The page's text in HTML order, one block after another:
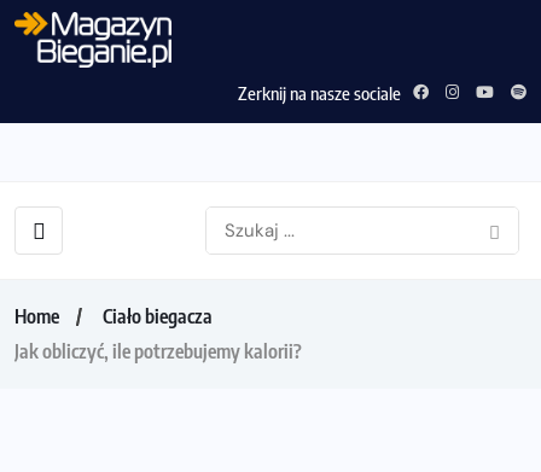
Zerknij na nasze sociale
Home
Ciało biegacza
Jak obliczyć, ile potrzebujemy kalorii?